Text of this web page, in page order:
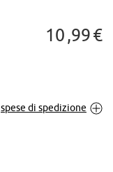
ingrandire
10 99€
spese di spedizione